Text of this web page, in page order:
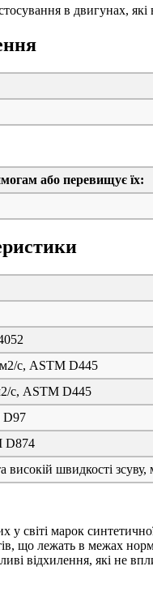
в двигунах,
або перевищує їх:
с, ASTM D445
с, ASTM D445
D97
D874
високій швидкості
світі марок
що лежать в межах
відхилення, які не